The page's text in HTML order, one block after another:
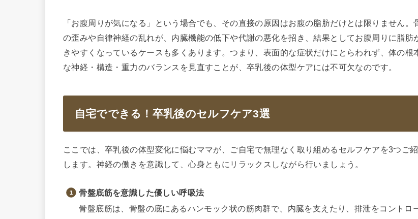
「お腹周りが気になる」という場合でも、その直接の原因はお腹の脂肪だけとは限りません。
の歪みや自律神経の乱れが、内臓機能の低下や代謝の悪化を招き、結果としてお腹周りに脂肪
きやすくなっているケースも多くあります。つまり、表面的な症状だけにとらわれず、体の根
な神経・構造・重力のバランスを見直すことが、卒乳後の体型ケアには不可欠なのです。
自宅でできる！卒乳後のセルフケア3選
ここでは、卒乳後の体型変化に悩むママが、ご自宅で無理なく取り組めるセルフケアを3つご
します。神経の働きを意識して、心身ともにリラックスしながら行いましょう。
骨盤底筋を意識した優しい呼吸法
骨盤底筋は、骨盤の底にあるハンモック状の筋肉群で、内臓を支えたり、排泄をコントロ